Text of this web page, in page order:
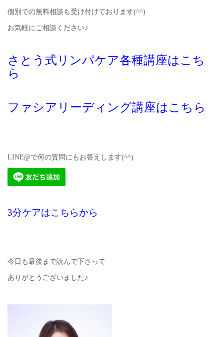
個別での無料相談も受け付けております(^^)
お気軽にご相談ください♪
さとう式リンパケア各種講座はこち
ら
ファシアリーディング講座はこちら
LINE@で何の質問にもお答えします(^^)
3分ケアはこちらから
今日も最後まで読んで下さって
ありがとうございました♪